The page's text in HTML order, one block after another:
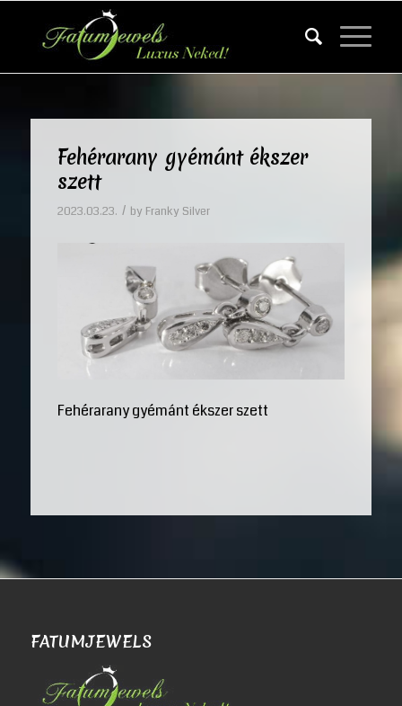
Fehérarany gyémánt ékszer
szett
2023.03.23. / by Franky Silver
Fehérarany gyémánt ékszer szett
FATUMJEWELS